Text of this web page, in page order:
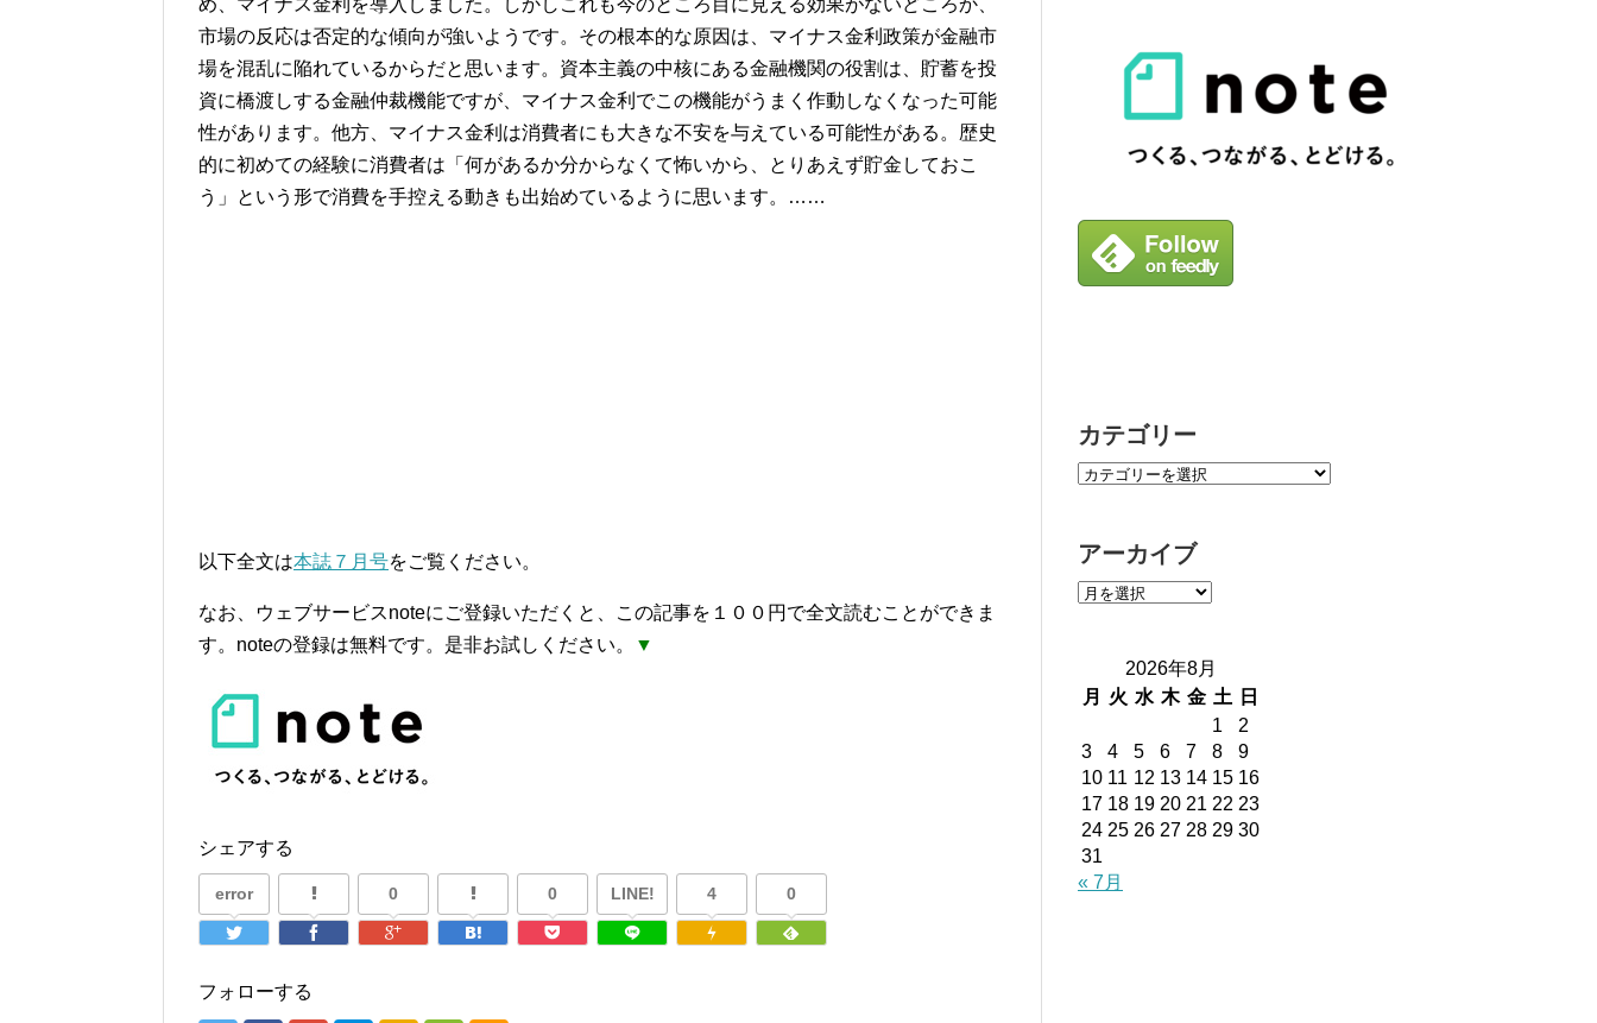
め、マイナス金利を導入しました。しかしこれも今のところ目に見える効果がないどころか、
市場の反応は否定的な傾向が強いようです。その根本的な原因は、マイナス金利政策が金融市
場を混乱に陥れているからだと思います。資本主義の中核にある金融機関の役割は、貯蓄を投
資に橋渡しする金融仲裁機能ですが、マイナス金利でこの機能がうまく作動しなくなった可能
性があります。他方、マイナス金利は消費者にも大きな不安を与えている可能性がある。歴史
的に初めての経験に消費者は「何があるか分からなくて怖いから、とりあえず貯金しておこ
う」という形で消費を手控える動きも出始めているように思います。……
以下全文は本誌７月号をご覧ください。
なお、ウェブサービスnoteにご登録いただくと、この記事を１００円で全文読むことができま
す。noteの登録は無料です。是非お試しください。
▼
シェアする
error 0 0 LINE! 4 0
フォローする
カテゴリー
アーカイブ
2026年8月
月
火 水 木 金 土
日
1
2
3
4 5 6 7 8
9
10 11 12 13 14 15 16
17 18 19 20 21 22 23
24 25 26 27 28 29 30
31
« 7月